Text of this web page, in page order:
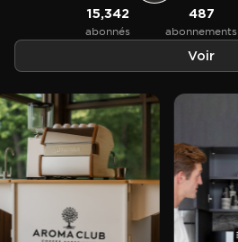
15,342
abonnés
487
abonnements
Voir